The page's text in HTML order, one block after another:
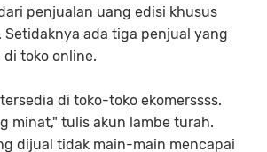
penjualan uang edisi khusus
Setidaknya ada tiga penjual yang
toko online.
di toko-toko ekomerssss.
minat," tulis akun lambe turah.
dijual tidak main-main mencapai